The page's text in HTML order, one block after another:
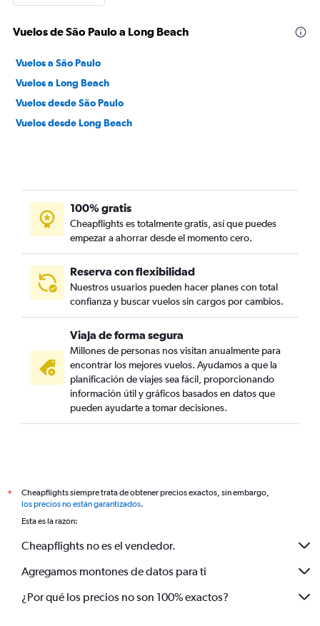
Vuelos de São Paulo a Long Beach
Vuelos a São Paulo
Vuelos a Long Beach
Vuelos desde São Paulo
Vuelos desde Long Beach
100% gratis
Cheapflights es totalmente gratis, así que puedes
empezar a ahorrar desde el momento cero.
Reserva con flexibilidad
Nuestros usuarios pueden hacer planes con total
confianza y buscar vuelos sin cargos por cambios.
Viaja de forma segura
Millones de personas nos visitan anualmente para
encontrar los mejores vuelos. Ayudamos a que la
planificación de viajes sea fácil, proporcionando
información útil y gráficos basados en datos que
pueden ayudarte a tomar decisiones.
*
Cheapflights siempre trata de obtener precios exactos, sin embargo,
los precios no están garantizados.
Esta es la razón:
Cheapflights no es el vendedor.
Agregamos montones de datos para ti
¿Por qué los precios no son 100% exactos?